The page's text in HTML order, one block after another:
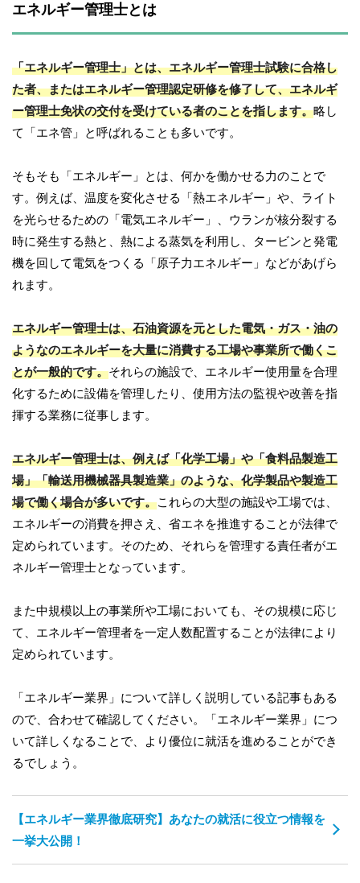
エネルギー管理士とは
「エネルギー管理士」とは、エネルギー管理士試験に合格し
た者、またはエネルギー管理認定研修を修了して、エネルギ
ー管理士免状の交付を受けている者のことを指します。略し
て「エネ管」と呼ばれることも多いです。
そもそも「エネルギー」とは、何かを働かせる力のことで
す。例えば、温度を変化させる「熱エネルギー」や、ライト
を光らせるための「電気エネルギー」、ウランが核分裂する
時に発生する熱と、熱による蒸気を利用し、タービンと発電
機を回して電気をつくる「原子力エネルギー」などがあげら
れます。
エネルギー管理士は、石油資源を元とした電気・ガス・油の
ようなのエネルギーを大量に消費する工場や事業所で働くこ
とが一般的です。それらの施設で、エネルギー使用量を合理
化するために設備を管理したり、使用方法の監視や改善を指
揮する業務に従事します。
エネルギー管理士は、例えば「化学工場」や「食料品製造工
場」「輸送用機械器具製造業」のような、化学製品や製造工
場で働く場合が多いです。これらの大型の施設や工場では、
エネルギーの消費を押さえ、省エネを推進することが法律で
定められています。そのため、それらを管理する責任者がエ
ネルギー管理士となっています。
また中規模以上の事業所や工場においても、その規模に応じ
て、エネルギー管理者を一定人数配置することが法律により
定められています。
「エネルギー業界」について詳しく説明している記事もある
ので、合わせて確認してください。「エネルギー業界」につ
いて詳しくなることで、より優位に就活を進めることができ
るでしょう。
【エネルギー業界徹底研究】あなたの就活に役立つ情報を
一挙大公開！